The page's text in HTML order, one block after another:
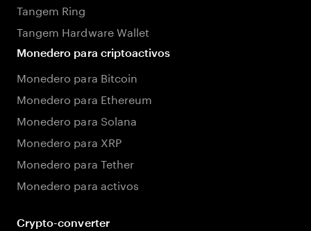
Tangem Ring
Tangem Hardware Wallet
Monedero para criptoactivos
Monedero para Bitcoin
Monedero para Ethereum
Monedero para Solana
Monedero para XRP
Monedero para Tether
Monedero para activos
Crypto-converter